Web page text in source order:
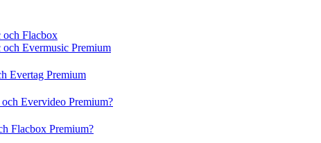
och Flacbox
Evermusic Premium
Evertag Premium
Evervideo Premium?
Flacbox Premium?